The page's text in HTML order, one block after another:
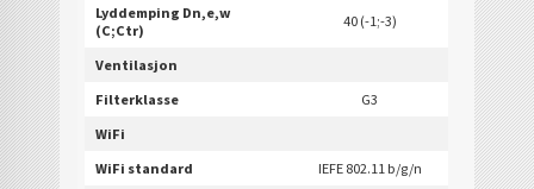
Lyddemping Dn,e,w
(C;Ctr)
40 (-1;-3)
Ventilasjon
Filterklasse
G3
WiFi
WiFi standard
IEFE 802.11 b/g/n